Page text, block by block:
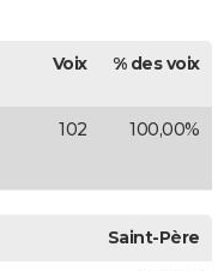
Voix % des voix
102 100,00%
Saint-Père